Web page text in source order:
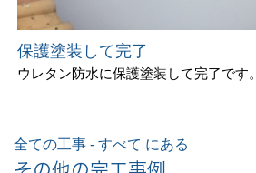
保護塗装して完了
ウレタン防水に保護塗装して完了です。
全ての工事 - すべて にある